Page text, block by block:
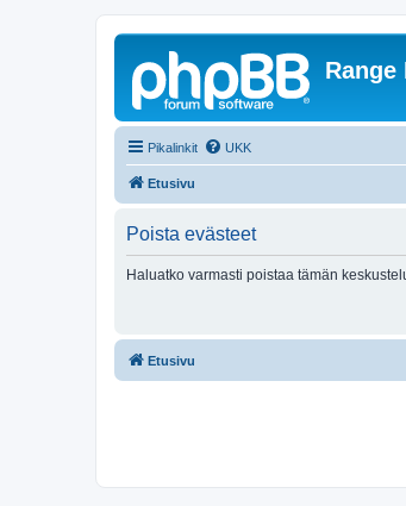
Range
Pikalinkit UKK
Etusivu
Poista evästeet
Haluatko varmasti poistaa tämän
Etusivu